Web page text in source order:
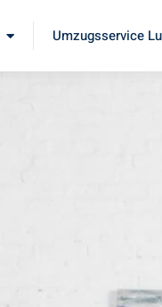
Umzugsservice